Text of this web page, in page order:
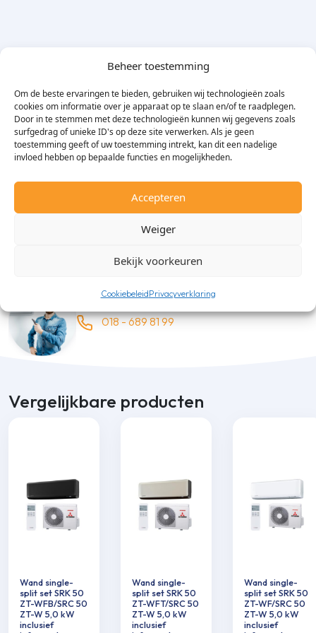
Beheer toestemming
Om de beste ervaringen te bieden, gebruiken wij technologieën zoals
cookies om informatie over je apparaat op te slaan en/of te raadplegen.
Door in te stemmen met deze technologieën kunnen wij gegevens zoals
surfgedrag of unieke ID's op deze site verwerken. Als je geen
toestemming geeft of uw toestemming intrekt, kan dit een nadelige
invloed hebben op bepaalde functies en mogelijkheden.
Accepteren
Weiger
Bekijk voorkeuren
CookiebeleidPrivacyverklaring
Algemene specificaties
Merk Aircobloc
1,20m
Specialistisch advies
018 - 689 81 99
Vergelijkbare producten
Wand single-
split set SRK 50
ZT-WFB/SRC 50
ZT-W 5,0 kW
inclusief
Wand single-
split set SRK 50
ZT-WFT/SRC 50
ZT-W 5,0 kW
inclusief
Wand single-
split set SRK 50
ZT-WF/SRC 50
ZT-W 5,0 kW
inclusief